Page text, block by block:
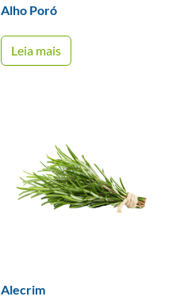
Alho Poró
Leia mais
Alecrim